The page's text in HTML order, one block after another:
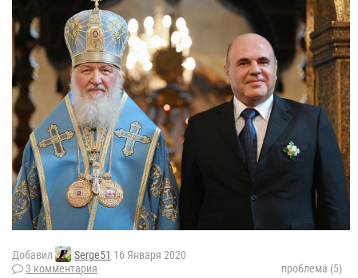
Добавил Serge51 16 Января 2020
3 комментария
проблема (5)